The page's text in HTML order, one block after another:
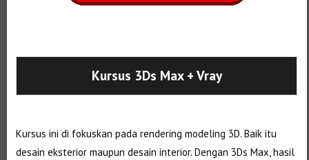
Kursus 3Ds Max + Vray
Kursus ini di fokuskan pada rendering modeling 3D. Baik itu
desain eksterior maupun desain interior. Dengan 3Ds Max, hasil